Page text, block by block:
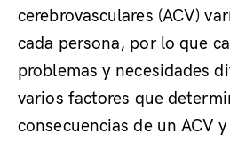
cerebrovasculares (ACV)
cada persona, por lo que
problemas y necesidades
varios factores que
consecuencias de un ACV